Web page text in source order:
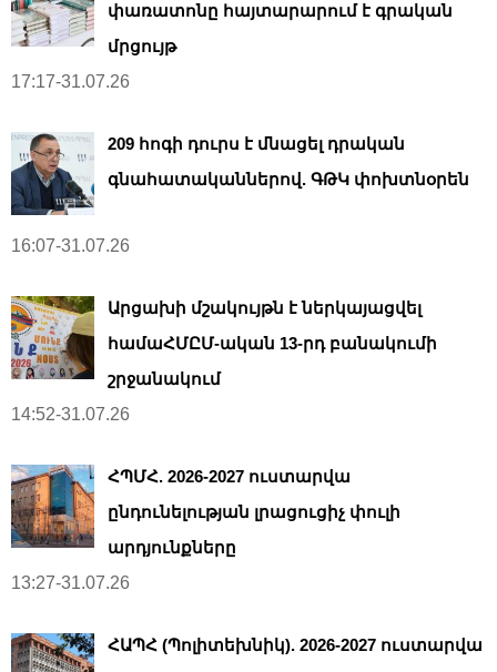
փառատոնը հայտարարում է գրական
մրցույթ
17:17-31.07.26
209 հոգի դուրս է մնացել դրական
գնահատականներով. ԳԹԿ փոխտնօրեն
16:07-31.07.26
Արցախի մշակույթն է ներկայացվել
համաՀՄԸՄ-ական 13-րդ բանակումի
շրջանակում
14:52-31.07.26
ՀՊՄՀ. 2026-2027 ուստարվա
ընդունելության լրացուցիչ փուլի
արդյունքները
13:27-31.07.26
ՀԱՊՀ (Պոլիտեխնիկ). 2026-2027 ուստարվա